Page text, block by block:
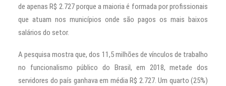
de apenas R$ 2.727 porque a maioria é formada por profissionais
que atuam nos municípios onde são pagos os mais baixos
salários do setor.
A pesquisa mostra que, dos 11,5 milhões de vínculos de trabalho
no funcionalismo público do Brasil, em 2018, metade dos
servidores do país ganhava em média R$ 2.727. Um quarto (25%)